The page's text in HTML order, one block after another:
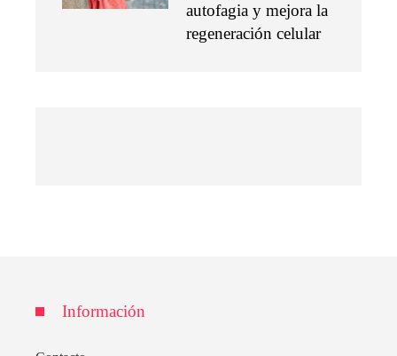
autofagia y mejora la
regeneración celular
Información